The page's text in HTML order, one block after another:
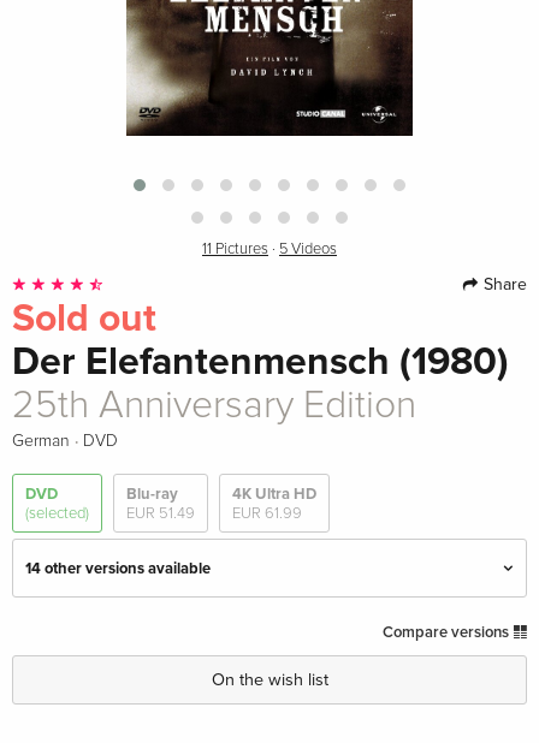
11 Pictures · 5 Videos
Share
Sold out
Der Elefantenmensch (1980)
25th Anniversary Edition
German · DVD
DVD
(selected)
Blu-ray
EUR 51.49
4K Ultra HD
EUR 61.99
14 other versions available
English · UK Version
Sold out
Standard edition
Sold out
Compare versions
On the wish list